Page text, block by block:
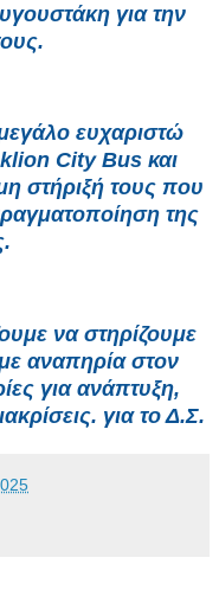
για την
ευχαριστώ
City Bus και
στήριξή τους που
της
να στηρίζουμε
αναπηρία στον
για ανάπτυξη,
για το Δ.Σ.